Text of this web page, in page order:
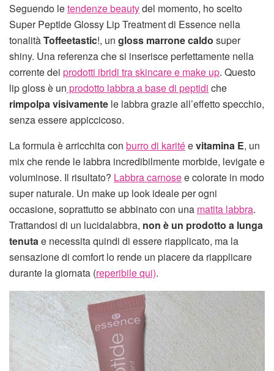
Seguendo letendenze beautydel momento, ho scelto
Super Peptide Glossy Lip Treatment di Essence nella
tonalitàToffeetastic!, un gloss marrone caldo super
shiny. Una referenza che si inserisce perfettamente nella
corrente dei prodotti ibridi tra skincare e make up. Questo
lip gloss è un prodotto labbra a base di peptidi che
rimpolpa visivamente le labbra grazie all’effetto specchio,
senza essere appiccicoso.
La formula è arricchita con burro di karitéevitamina E, un
mix che rende le labbra incredibilmente morbide, levigate e
voluminose. Il risultato? Labbra carnosee colorate in modo
super naturale. Un make up look ideale per ogni
occasione, soprattutto se abbinato con una matita labbra.
Trattandosi di un lucidalabbra, non è un prodotto a lunga
tenutae necessita quindi di essere riapplicato, ma la
sensazione di comfort lo rende un piacere da riapplicare
durante la giornata (reperibile qui).